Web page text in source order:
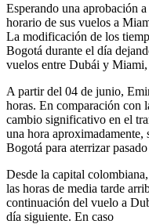
Esperando una aprobación
horario de sus vuelos a
La modificación de los
Bogotá durante el día
vuelos entre Dubái y
A partir del 04 de junio,
horas. En comparación con
cambio significativo en el
una hora aproximadamente,
Bogotá para aterrizar
Desde la capital
las horas de media tarde
continuación del vuelo a
día siguiente. En caso